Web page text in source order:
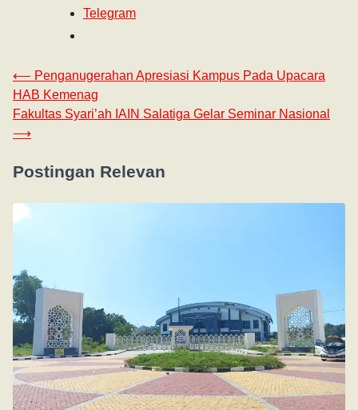
Telegram
⟵ Penganugerahan Apresiasi Kampus Pada Upacara
HAB Kemenag
Fakultas Syari’ah IAIN Salatiga Gelar Seminar Nasional
⟶
Postingan Relevan